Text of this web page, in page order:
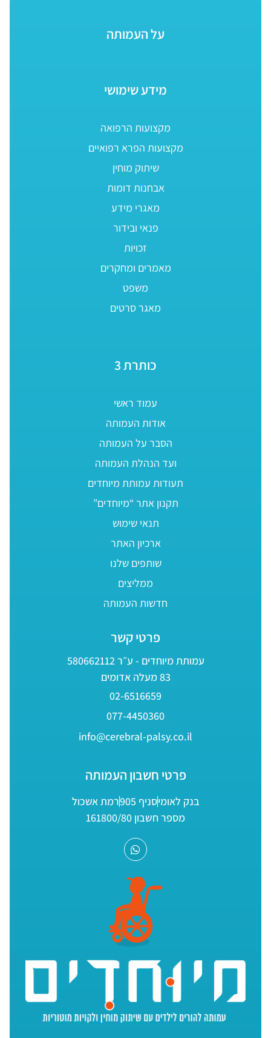
על העמותה
מידע שימושי
מקצועות הרפואה
מקצועות הפרא רפואיים
שיתוק מוחין
אבחנות דומות
מאגרי מידע
פנאי ובידור
זכויות
מאמרים ומחקרים
משפט
מאגר סרטים
כותרת 3
עמוד ראשי
אודות העמותה
הסבר על העמותה
ועד הנהלת העמותה
תעודות עמותת מיוחדים
תקנון אתר “מיוחדים”
תנאי שימוש
ארכיון האתר
שותפים שלנו
ממליצים
חדשות העמותה
פרטי קשר
עמותת מיוחדים - ע״ר 580662112
83 מעלה אדומים
02-6516659
077-4450360
info@cerebral-palsy.co.il
פרטי חשבון העמותה
בנק לאומיסניף 905
רמת אשכול
מספר חשבון 161800/80